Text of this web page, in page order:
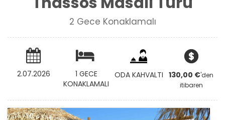
2 Gece Konaklamalı
2.07.2026
1 GECE
KONAKLAMALI
ODA KAHVALTI 130,00 €'den
itibaren